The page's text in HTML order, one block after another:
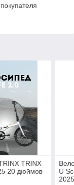
TRINX
20 дюймов
U